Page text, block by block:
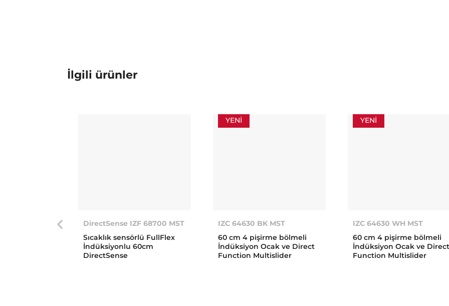
İlgili ürünler
DirectSense IZF 68700 MST
Sıcaklık sensörlü FullFlex
İndüksiyonlu 60cm
DirectSense
YENI
IZC 64630 BK MST
60 cm 4 pişirme bölmeli
İndüksiyon Ocak ve Direct
Function Multislider
YENI
IZC 64630 WH MST
60 cm 4 pişirme bölmeli
İndüksiyon Ocak ve Direct
Function Multislider